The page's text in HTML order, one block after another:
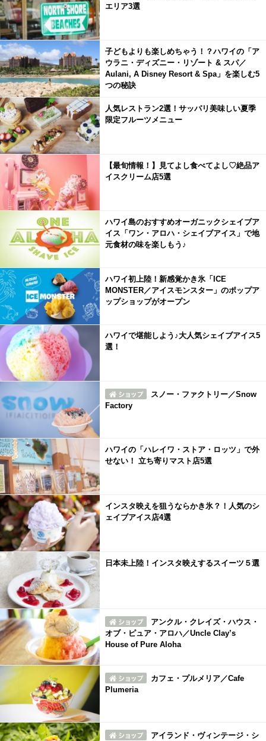
エリア3選
子どもよりも楽しめちゃう！？ハワイの「ア
ウラニ・ディズニー・リゾート & スパ／
Aulani, A Disney Resort & Spa」を楽しむ5
つの秘訣
人気レストラン2選！サッパリ美味しい夏季
限定フルーツメニュー
【最旬情報！】見てよし食べてよし♡絶品ア
イスクリーム店5選
ハワイ島のおすすめオーガニックシェイブア
イス「ワン・アロハ・シェイブアイス」で地
元食材の味を楽しもう♪
ハワイ初上陸！新感覚かき氷「ICE
MONSTER／アイスモンスター」のポップア
ップショップがオープン
ハワイで堪能しよう♪大人気シェイブアイス5
選！
スノー・ファクトリー／Snow
Factory
ハワイの「ハレイワ・ストア・ロッツ」で外
せない！ 立ち寄りマスト店5選
インスタ映えを狙うならかき氷？！人気のシ
ェイブアイス店4選
日本未上陸！インスタ映えするスイーツ５選
アンクル・クレイズ・ハウス・
オブ・ピュア・アロハ／Uncle Clay’s
House of Pure Aloha
カフェ・プルメリア／Cafe
Plumeria
アイランド・ヴィンテージ・シ